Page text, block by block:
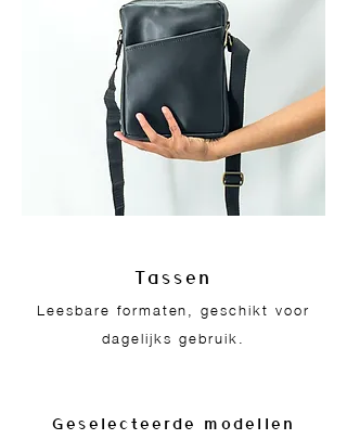
Tassen
Leesbare formaten, geschikt voor
dagelijks gebruik.
Geselecteerde modellen